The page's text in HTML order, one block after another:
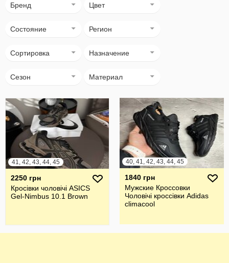
Бренд Цвет
Состояние Регион
Сортировка Назначение
Сезон Материал
41, 42, 43, 44, 45
2250 грн
Кросівки чоловічі ASICS
Gel-Nimbus 10.1 Brown
40, 41, 42, 43, 44, 45
1840 грн
Мужские Кроссовки
Чоловічі кроссівки Adidas
climacool